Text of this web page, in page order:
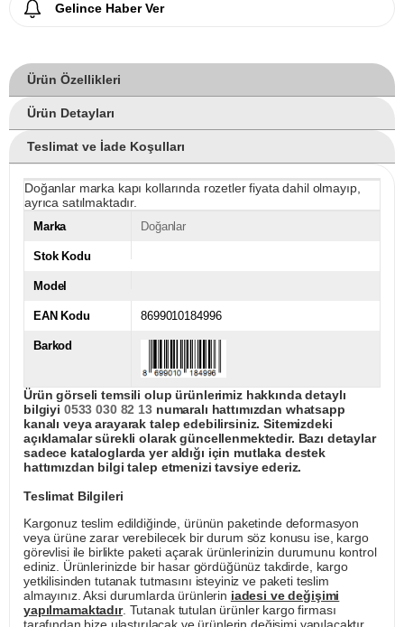
Gelince Haber Ver
Ürün Özellikleri
Ürün Detayları
Teslimat ve İade Koşulları
Doğanlar marka kapı kollarında rozetler fiyata dahil olmayıp,
ayrıca satılmaktadır.
Marka Doğanlar
Stok Kodu
Model
EAN Kodu 8699010184996
Barkod
Ürün görseli temsili olup ürünlerimiz hakkında detaylı
bilgiyi 0533 030 82 13numaralı hattımızdan whatsapp
kanalı veya arayarak talep edebilirsiniz. Sitemizdeki
açıklamalar sürekli olarak güncellenmektedir. Bazı detaylar
sadece kataloglarda yer aldığı için mutlaka destek
hattımızdan bilgi talep etmenizi tavsiye ederiz.
Teslimat Bilgileri
Kargonuz teslim edildiğinde, ürünün paketinde deformasyon
veya ürüne zarar verebilecek bir durum söz konusu ise, kargo
görevlisi ile birlikte paketi açarak ürünlerinizin durumunu kontrol
ediniz. Ürünlerinizde bir hasar gördüğünüz takdirde, kargo
yetkilisinden tutanak tutmasını isteyiniz ve paketi teslim
almayınız. Aksi durumlarda ürünlerin iadesi ve değişimi
yapılmamaktadır. Tutanak tutulan ürünler kargo firması